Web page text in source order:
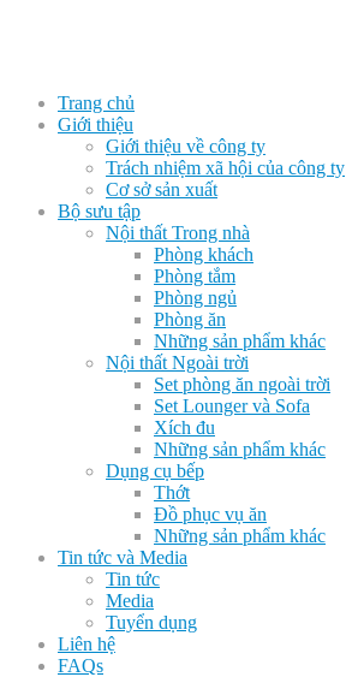
Trang chủ
Giới thiệu
Giới thiệu về công ty
Trách nhiệm xã hội của công ty
Cơ sở sản xuất
Bộ sưu tập
Nội thất Trong nhà
Phòng khách
Phòng tắm
Phòng ngủ
Phòng ăn
Những sản phẩm khác
Nội thất Ngoài trời
Set phòng ăn ngoài trời
Set Lounger và Sofa
Xích đu
Những sản phẩm khác
Dụng cụ bếp
Thớt
Đồ phục vụ ăn
Những sản phẩm khác
Tin tức và Media
Tin tức
Media
Tuyển dụng
Liên hệ
FAQs